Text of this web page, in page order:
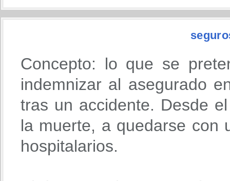
Concepto: lo que se
indemnizar al asegurado
tras un accidente. Desde
la muerte, a quedarse con
hospitalarios.